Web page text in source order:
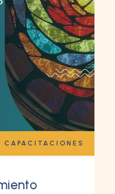
CAPACITACIONES